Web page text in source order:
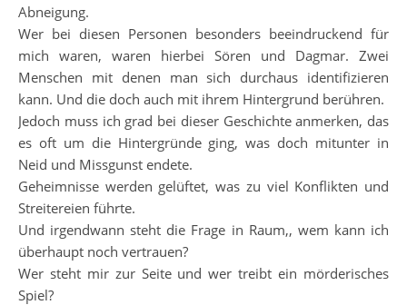
Abneigung.
Wer bei diesen Personen besonders beeindruckend für
mich waren, waren hierbei Sören und Dagmar. Zwei
Menschen mit denen man sich durchaus identifizieren
kann. Und die doch auch mit ihrem Hintergrund berühren.
Jedoch muss ich grad bei dieser Geschichte anmerken, das
es oft um die Hintergründe ging, was doch mitunter in
Neid und Missgunst endete.
Geheimnisse werden gelüftet, was zu viel Konflikten und
Streitereien führte.
Und irgendwann steht die Frage in Raum,, wem kann ich
überhaupt noch vertrauen?
Wer steht mir zur Seite und wer treibt ein mörderisches
Spiel?